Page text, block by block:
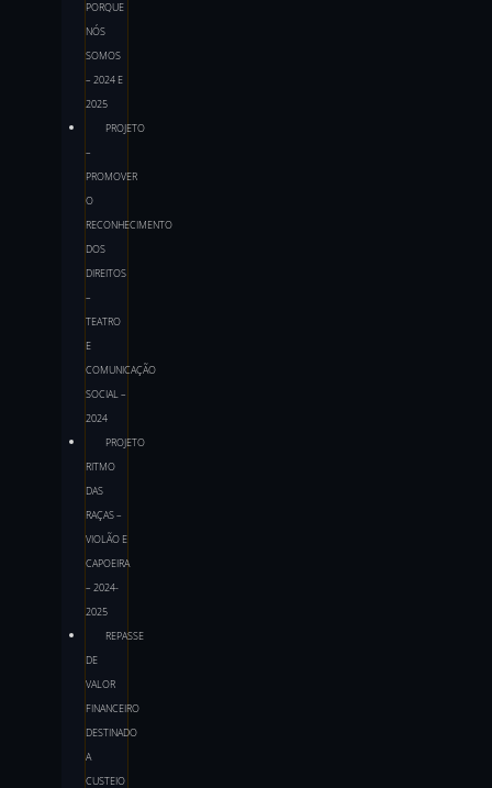
PORQUE
NÓS
SOMOS
– 2024 E
2025
PROJETO
–
PROMOVER
O
RECONHECIMENTO
DOS
DIREITOS
–
TEATRO
E
COMUNICAÇÃO
SOCIAL –
2024
PROJETO
RITMO
DAS
RAÇAS –
VIOLÃO E
CAPOEIRA
– 2024-
2025
REPASSE
DE
VALOR
FINANCEIRO
DESTINADO
A
CUSTEIO